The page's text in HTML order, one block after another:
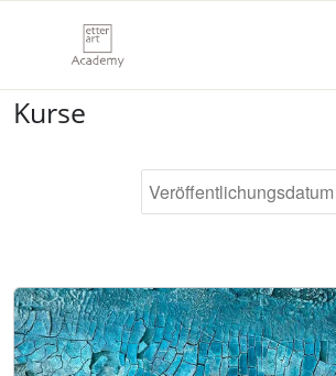
Kurse